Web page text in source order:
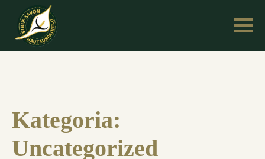
Kategoria:
Uncategorized